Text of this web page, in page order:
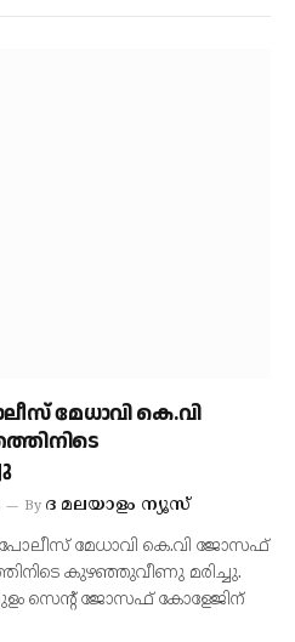
മേധാവി കെ.വി
By ദ മലയാളം ന്യൂസ്
പോലീസ് മേധാവി കെ.വി ജോസഫ്
കുഴഞ്ഞുവീണു മരിച്ചു.
സെന്റ് ജോസഫ് കോളേജിന്